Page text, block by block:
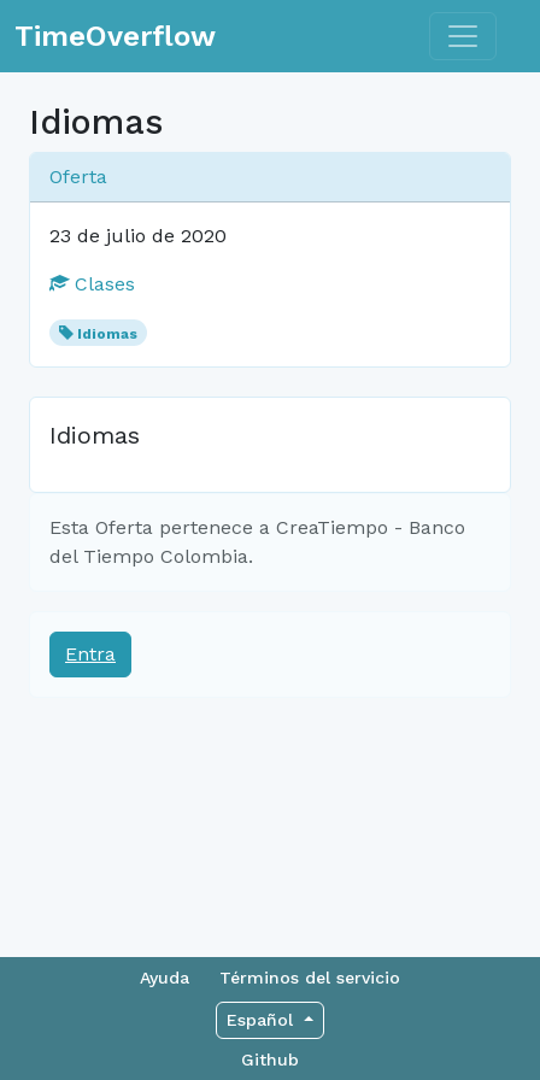
TimeOverflow Toggle
Idiomas
Oferta
23 de julio de 2020
Clases
Idiomas
Idiomas
Esta Oferta pertenece a CreaTiempo - Banco
del Tiempo Colombia.
Entra
Ayuda Términos del servicio
Español
Github